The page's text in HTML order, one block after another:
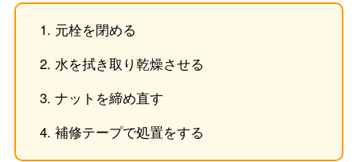
元栓を閉める
水を拭き取り乾燥させる
ナットを締め直す
補修テープで処置をする